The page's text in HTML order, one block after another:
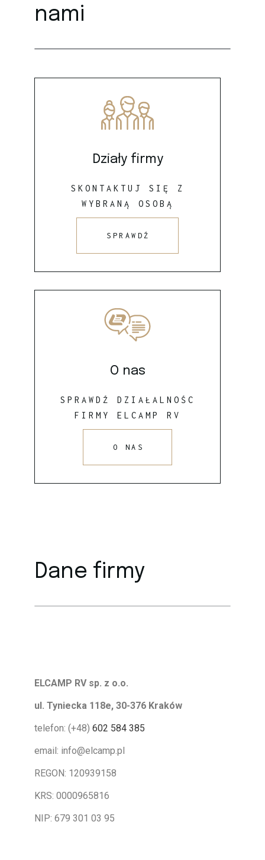
nami
Działy firmy
SKONTAKTUJ SIĘ Z
WYBRANĄ OSOBĄ
SPRAWDŹ
O nas
SPRAWDŹ DZIAŁALNOŚC
FIRMY ELCAMP RV
O NAS
Dane firmy
ELCAMP RV sp. z o.o.
ul. Tyniecka 118e, 30-376 Kraków
telefon: (+48)602 584 385
email: info@elcamp.pl
REGON: 120939158
KRS: 0000965816
NIP: 679 301 03 95